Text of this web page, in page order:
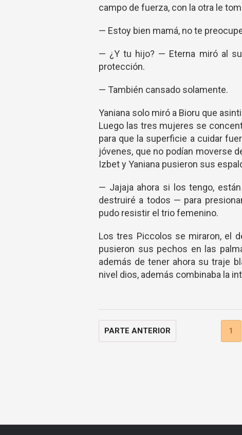
campo de fuerza, con la otra le
— Estoy bien mamá, no te
— ¿Y tu hijo? — Eterna miró al
protección.
— También cansado solamente.
Yaniana solo miró a Bioru que
Luego las tres mujeres se
para que la superficie a cuidar
jóvenes, que no podían moverse
Izbet y Yaniana pusieron sus
— Jajaja ahora si los tengo,
destruiré a todos — para
pudo resistir el trio femenino.
Los tres Piccolos se miraron, el
pusieron sus pechos en las
además de tener ahora su traje
nivel dios, además combinaba la
PARTE ANTERIOR 1